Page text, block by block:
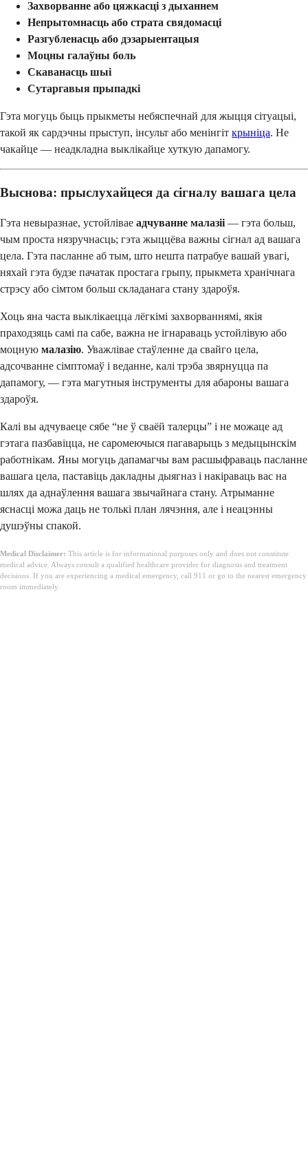
Захворванне або цяжкасці з дыханнем
Непрытомнасць або страта свядомасці
Разгубленасць або дэзарыентацыя
Моцны галаўны боль
Скаванасць шыі
Сутаргавыя прыпадкі
Гэта могуць быць прыкметы небяспечнай для жыцця сітуацыі,
такой як сардэчны прыступ, інсульт або менінгіт крыніца. Не
чакайце — неадкладна выклікайце хуткую дапамогу.
Выснова: прыслухайцеся да сігналу вашага цела
Гэта невыразнае, устойлівае адчуванне малазіі — гэта больш,
чым проста нязручнасць; гэта жыццёва важны сігнал ад вашага
цела. Гэта пасланне аб тым, што нешта патрабуе вашай увагі,
няхай гэта будзе пачатак простага грыпу, прыкмета хранічнага
стрэсу або сімтом больш складанага стану здароўя.
Хоць яна часта выклікаецца лёгкімі захворваннямі, якія
праходзяць самі па сабе, важна не ігнараваць устойлівую або
моцную малазію. Уважлівае стаўленне да свайго цела,
адсочванне сімптомаў і веданне, калі трэба звярнуцца па
дапамогу, — гэта магутныя інструменты для абароны вашага
здароўя.
Калі вы адчуваеце сябе “не ў сваёй талерцы” і не можаце ад
гэтага пазбавіцца, не саромеючыся пагаварыць з медыцынскім
работнікам. Яны могуць дапамагчы вам расшыфраваць пасланне
вашага цела, паставіць дакладны дыягназ і накіраваць вас на
шлях да аднаўлення вашага звычайнага стану. Атрыманне
яснасці можа даць не толькі план лячэння, але і неацэнны
душэўны спакой.
Medical Disclaimer: This article is for informational purposes only and does not constitute
medical advice. Always consult a qualified healthcare provider for diagnosis and treatment
decisions. If you are experiencing a medical emergency, call 911 or go to the nearest emergency
room immediately.